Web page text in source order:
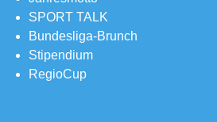
SPORT TALK
Bundesliga-Brunch
Stipendium
RegioCup